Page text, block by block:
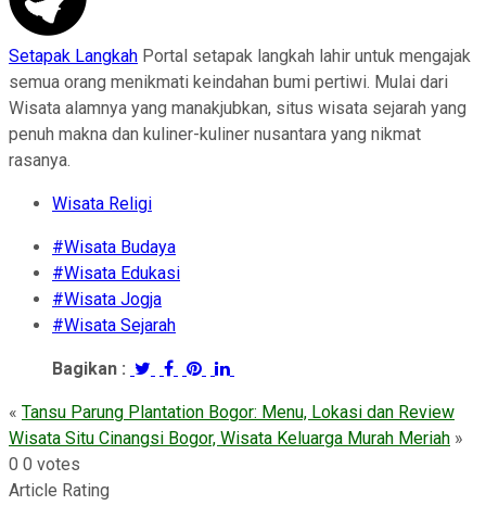
Setapak Langkah Portal setapak langkah lahir untuk mengajak
semua orang menikmati keindahan bumi pertiwi. Mulai dari
Wisata alamnya yang manakjubkan, situs wisata sejarah yang
penuh makna dan kuliner-kuliner nusantara yang nikmat
rasanya.
Wisata Religi
#Wisata Budaya
#Wisata Edukasi
#Wisata Jogja
#Wisata Sejarah
Bagikan :
« Tansu Parung Plantation Bogor: Menu, Lokasi dan Review
Wisata Situ Cinangsi Bogor, Wisata Keluarga Murah Meriah »
0 0 votes
Article Rating